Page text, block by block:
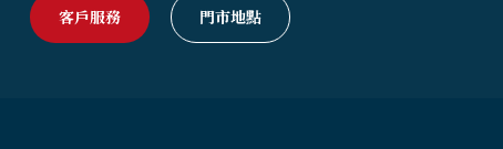
客戶服務 門市地點